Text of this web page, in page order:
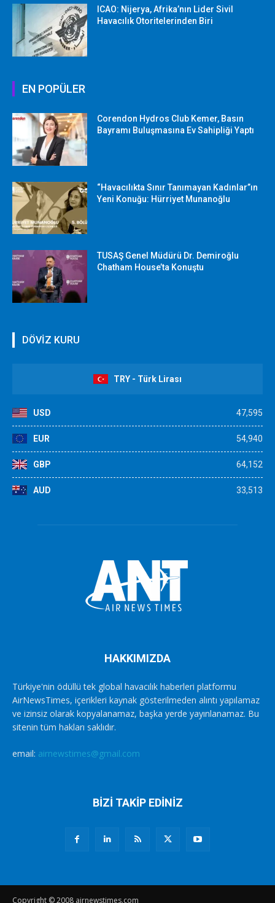
ICAO: Nijerya, Afrika’nın Lider Sivil
Havacılık Otoritelerinden Biri
EN POPÜLER
Corendon Hydros Club Kemer, Basın
Bayramı Buluşmasına Ev Sahipliği Yaptı
“Havacılıkta Sınır Tanımayan Kadınlar”ın
Yeni Konuğu: Hürriyet Munanoğlu
TUSAŞ Genel Müdürü Dr. Demiroğlu
Chatham House’ta Konuştu
DÖVİZ KURU
TRY - Türk Lirası
USD 47,595
EUR 54,940
GBP 64,152
AUD 33,513
HAKKIMIZDA
Türkiye'nin ödüllü tek global havacılık haberleri platformu
AirNewsTimes, içerikleri kaynak gösterilmeden alıntı yapılamaz
ve izinsiz olarak kopyalanamaz, başka yerde yayınlanamaz. Bu
sitenin tüm hakları saklıdır.
email: airnewstimes@gmail.com
BİZİ TAKİP EDİNİZ
Copyright © 2008 airnewstimes.com